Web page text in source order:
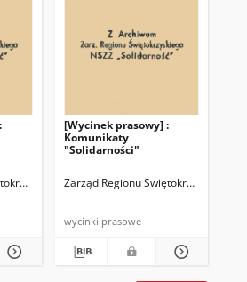
NSZZ "Solidarność"
[Wycinek prasowy] :
Komunikaty
"Solidarności"
Zarząd Regionu Świętokrzyskiego
wycinki prasowe